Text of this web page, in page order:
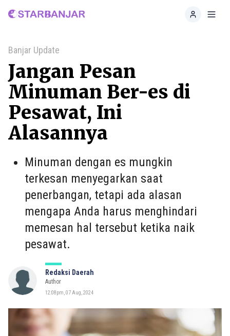
Home
Banjar Update
Jangan Pesan
Minuman Ber-es di
Pesawat, Ini
Alasannya
Minuman dengan es mungkin
terkesan menyegarkan saat
penerbangan, tetapi ada alasan
mengapa Anda harus menghindari
memesan hal tersebut ketika naik
pesawat.
Redaksi Daerah
Author
12:08pm, 07 Aug, 2024